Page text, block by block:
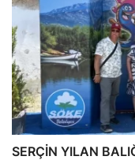
SERÇİN YILAN